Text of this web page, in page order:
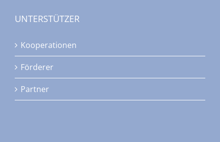
UNTERSTÜTZER
Kooperationen
Förderer
Partner